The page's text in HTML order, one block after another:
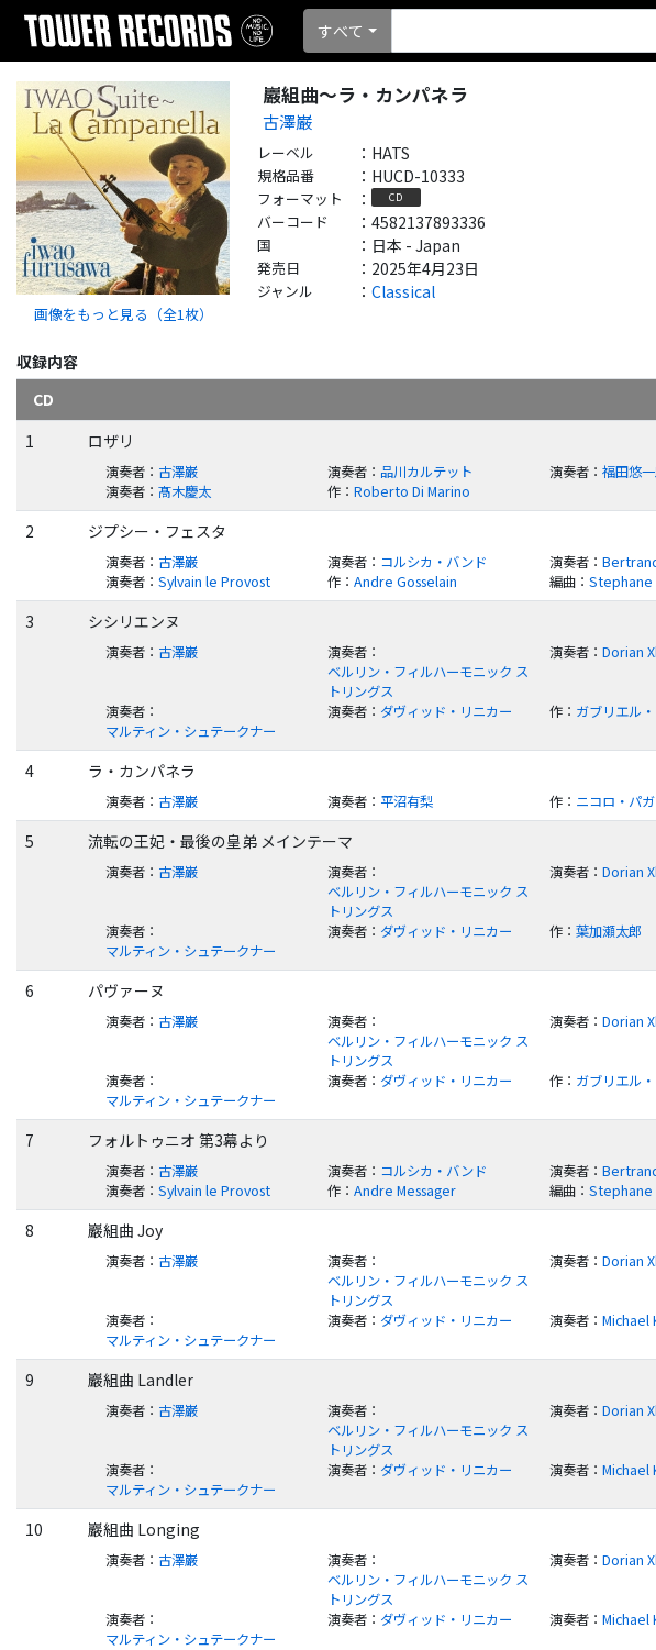
すべて
画像をもっと見る（全1 枚）
巖組曲～ラ・カンパネラ
古澤巌
レーベル ： HATS
規格品番 ： HUCD-10333
フォーマット ： CD
バーコード ： 4582137893336
国 ： 日本 - Japan
発売日 ： 2025年4月23日
ジャンル ： Classical
収録内容
CD
1
ロザリ
演奏者 ： 古澤巌 演奏者 ： 品川カルテット 演奏者 ：福田悠
演奏者 ：髙木慶太 作 ：Roberto Di Marino
2 ジプシー・フェスタ
演奏者 ： 古澤巌 演奏者 ： コルシカ・バンド 演奏者 ：
演奏者 ：Sylvain le Provost 作 ：Andre Gosselain 編曲 ：
3 シシリエンヌ
演奏者 ： 古澤巌 演奏者 ：
ベルリン・フィルハーモニック ス
トリングス
演奏者 ：Dorian
演奏者 ：
マルティン・シュテークナー
演奏者 ： ダヴィッド・リニカー 作 ： ガブリエル
4 ラ・カンパネラ
演奏者 ： 古澤巌 演奏者 ： 平沼有梨 作 ： ニコロ・パ
5 流転の王妃・最後の皇弟 メインテーマ
演奏者 ： 古澤巌 演奏者 ：
ベルリン・フィルハーモニック ス
トリングス
演奏者 ：Dorian
演奏者 ：
マルティン・シュテークナー
演奏者 ： ダヴィッド・リニカー 作 ：葉加瀬太郎
6 パヴァーヌ
演奏者 ： 古澤巌 演奏者 ：
ベルリン・フィルハーモニック ス
トリングス
演奏者 ：Dorian
演奏者 ：
マルティン・シュテークナー
演奏者 ： ダヴィッド・リニカー 作 ： ガブリエル
7 フォルトゥニオ 第3幕より
演奏者 ： 古澤巌 演奏者 ： コルシカ・バンド 演奏者 ：
演奏者 ：Sylvain le Provost 作 ：Andre Messager 編曲 ：
8 巖組曲 Joy
演奏者 ： 古澤巌 演奏者 ：
ベルリン・フィルハーモニック ス
トリングス
演奏者 ：Dorian
演奏者 ：
マルティン・シュテークナー
演奏者 ： ダヴィッド・リニカー 演奏者 ：Michael
9 巖組曲 Landler
演奏者 ： 古澤巌 演奏者 ：
ベルリン・フィルハーモニック ス
トリングス
演奏者 ：Dorian
演奏者 ：
マルティン・シュテークナー
演奏者 ： ダヴィッド・リニカー 演奏者 ：Michael
10 巖組曲 Longing
演奏者 ： 古澤巌 演奏者 ：
ベルリン・フィルハーモニック ス
トリングス
演奏者 ：Dorian
演奏者 ：
マルティン・シュテークナー
演奏者 ： ダヴィッド・リニカー 演奏者 ：Michael